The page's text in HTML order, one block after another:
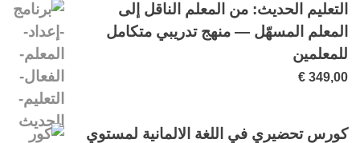
التعليم الحديث: من المعلم الناقل إلى
المعلم المسهّل — منهج تدريبي متكامل
للمعلمين
€ 349,00
كورس تحضيري في اللغة الالمانية لمستوي